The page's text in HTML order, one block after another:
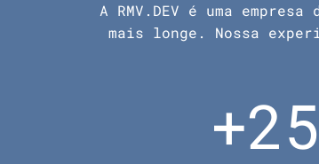
A RMV.DEV é uma
mais longe. Nossa
+25